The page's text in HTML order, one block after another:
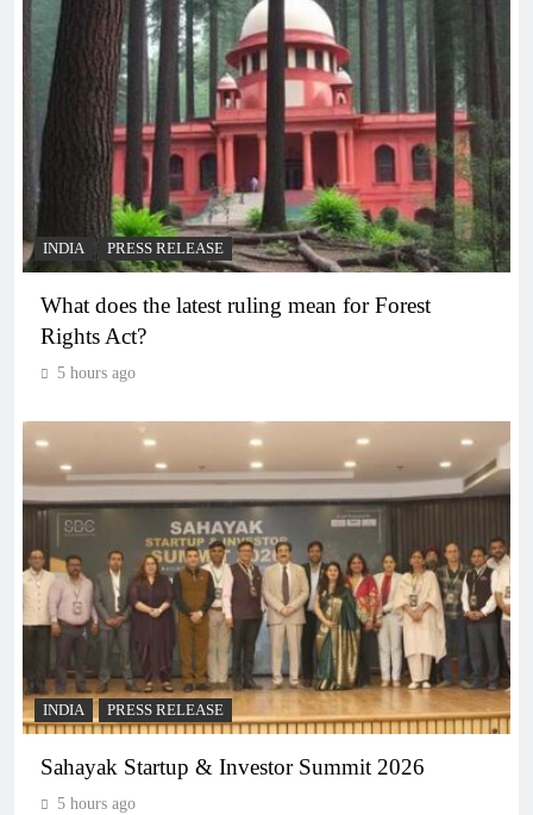
INDIA PRESS RELEASE
What does the latest ruling mean for Forest
Rights Act?
5 hours ago
INDIA PRESS RELEASE
Sahayak Startup & Investor Summit 2026
5 hours ago